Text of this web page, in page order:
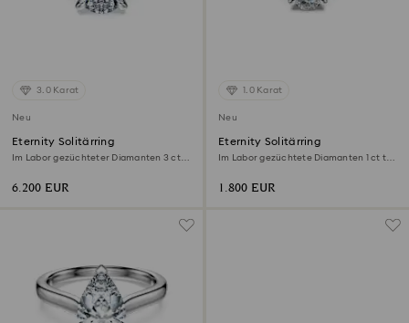
3.0 Karat
Neu
Eternity Solitärring
Im Labor gezüchteter Diamanten 3 ct
6.200 EUR
1.0 Karat
Neu
Eternity Solitärring
Im Labor gezüchtete Diamanten 1 ct tw,
1.800 EUR